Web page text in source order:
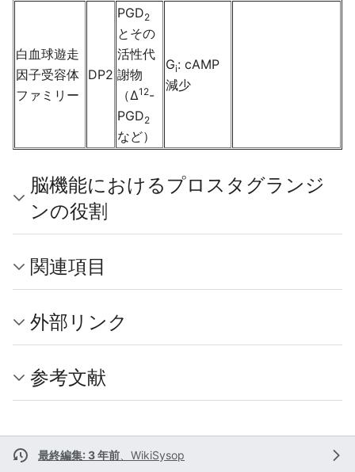
白血球遊走
因子受容体
ファミリー
DP2
PGD2
とその
活性代
謝物
（Δ12-
PGD2
など）
Gi: cAMP
減少
脳機能におけるプロスタグランジ
ンの役割
関連項目
外部リンク
参考文献
最終編集: 3 年前 WikiSysop